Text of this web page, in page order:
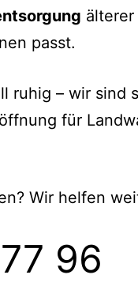
passt.
ruhig – wir sind
für
Wir helfen
96